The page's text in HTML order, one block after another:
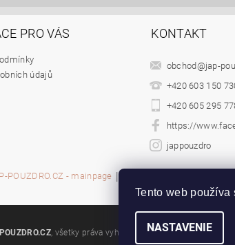
PRO VÁS
údajů
KONTAKT
obchod@jap-
+420 603 150
+420 605 295
https://
jappouzdro
POUZDRO.CZ - mainpage |
, všetky práva vyhradené
Tento web používa
NASTAVENIE